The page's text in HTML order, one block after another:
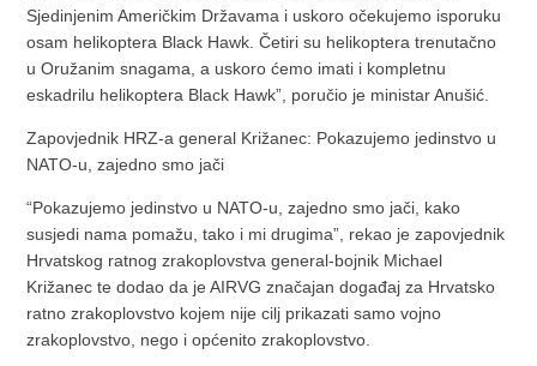
Sjedinjenim Američkim Državama i uskoro očekujemo isporuku
osam helikoptera Black Hawk. Četiri su helikoptera trenutačno
u Oružanim snagama, a uskoro ćemo imati i kompletnu
eskadrilu helikoptera Black Hawk”, poručio je ministar Anušić.
Zapovjednik HRZ-a general Križanec: Pokazujemo jedinstvo u
NATO-u, zajedno smo jači
“Pokazujemo jedinstvo u NATO-u, zajedno smo jači, kako
susjedi nama pomažu, tako i mi drugima”, rekao je zapovjednik
Hrvatskog ratnog zrakoplovstva general-bojnik Michael
Križanec te dodao da je AIRVG značajan događaj za Hrvatsko
ratno zrakoplovstvo kojem nije cilj prikazati samo vojno
zrakoplovstvo, nego i općenito zrakoplovstvo.